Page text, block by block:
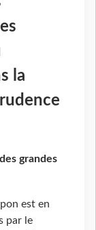
la
grandes
est en
par le